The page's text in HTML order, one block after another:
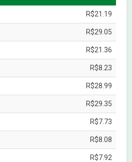
R$21.19
R$29.05
R$21.36
R$8.23
R$28.99
R$29.35
R$7.73
R$8.08
R$7.92